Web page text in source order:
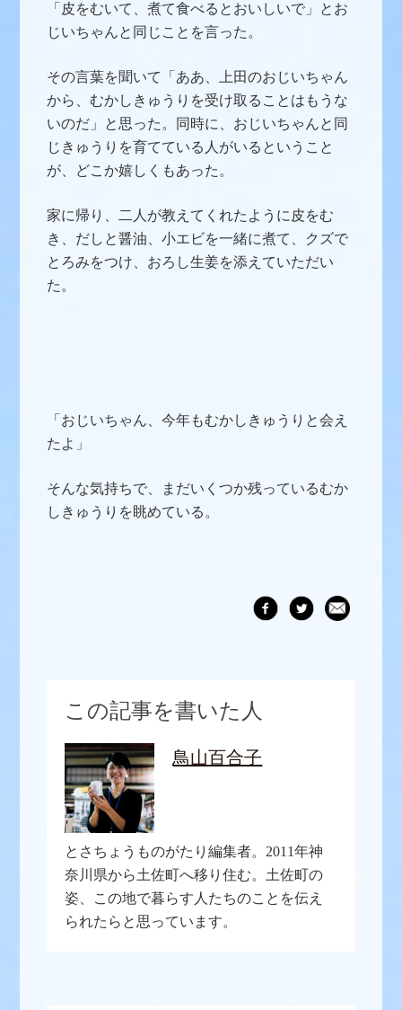
「皮をむいて、煮て食べるとおいしいで」とお
じいちゃんと同じことを言った。
その言葉を聞いて「ああ、上田のおじいちゃん
から、むかしきゅうりを受け取ることはもうな
いのだ」と思った。
同時に、おじいちゃんと同
じきゅうりを育てている人がいるということ
が、どこか嬉しくもあった。
家に帰り、二人が教えてくれたように皮をむ
き、だしと醤油、小エビを一緒に煮て、クズで
とろみをつけ、おろし生姜を添えていただい
た。
「おじいちゃん、今年もむかしきゅうりと会え
たよ」
そんな気持ちで、まだいくつか残っているむか
しきゅうりを眺めている。
この記事を書いた人
鳥山百合子
とさちょうものがたり編集者。2011年神
奈川県から土佐町へ移り住む。土佐町の
姿、この地で暮らす人たちのことを伝え
られたらと思っています。